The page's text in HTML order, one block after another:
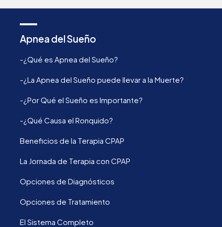
Apnea del Sueño
-¿Qué es Apnea del Sueño?
-¿La Apnea del Sueño puede llevar a la Muerte?
-¿Por Qué el Sueño es Importante?
-¿Qué Causa el Ronquido?
Beneficios de la Terapia CPAP
La Jornada de Terapia con CPAP
Opciones de Diagnósticos
Opciones de Tratamiento
El Sistema Completo